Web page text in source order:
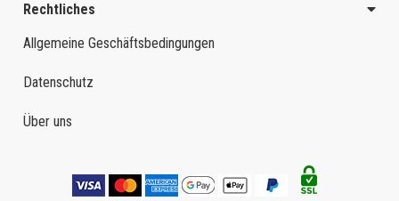
Rechtliches
Allgemeine Geschäftsbedingungen
Datenschutz
Über uns